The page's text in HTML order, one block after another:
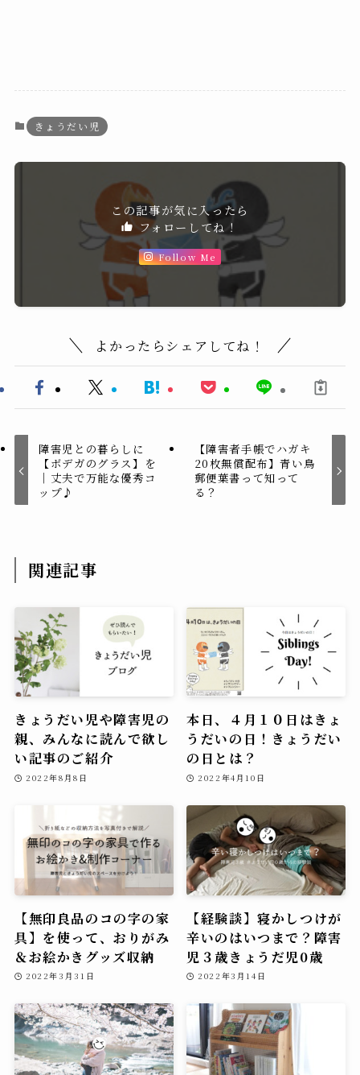
きょうだい児
この記事が気に入ったら
フォローしてね！
Follow Me
よかったらシェアしてね！
障害児との暮らしに
【ボデガのグラス】を
｜丈夫で万能な優秀コ
ップ♪
【障害者手帳でハガキ
20枚無償配布】青い鳥
郵便葉書って知って
る？
関連記事
きょうだい児や障害児の
親、みんなに読んで欲し
い記事のご紹介
2022年8月8日
本日、４月１０日はきょ
うだいの日！きょうだい
の日とは？
2022年4月10日
【無印良品のコの字の家
具】を使って、おりがみ
＆お絵かきグッズ収納
2022年3月31日
【経験談】寝かしつけが
辛いのはいつまで？障害
児３歳きょうだ児0歳
2022年3月14日